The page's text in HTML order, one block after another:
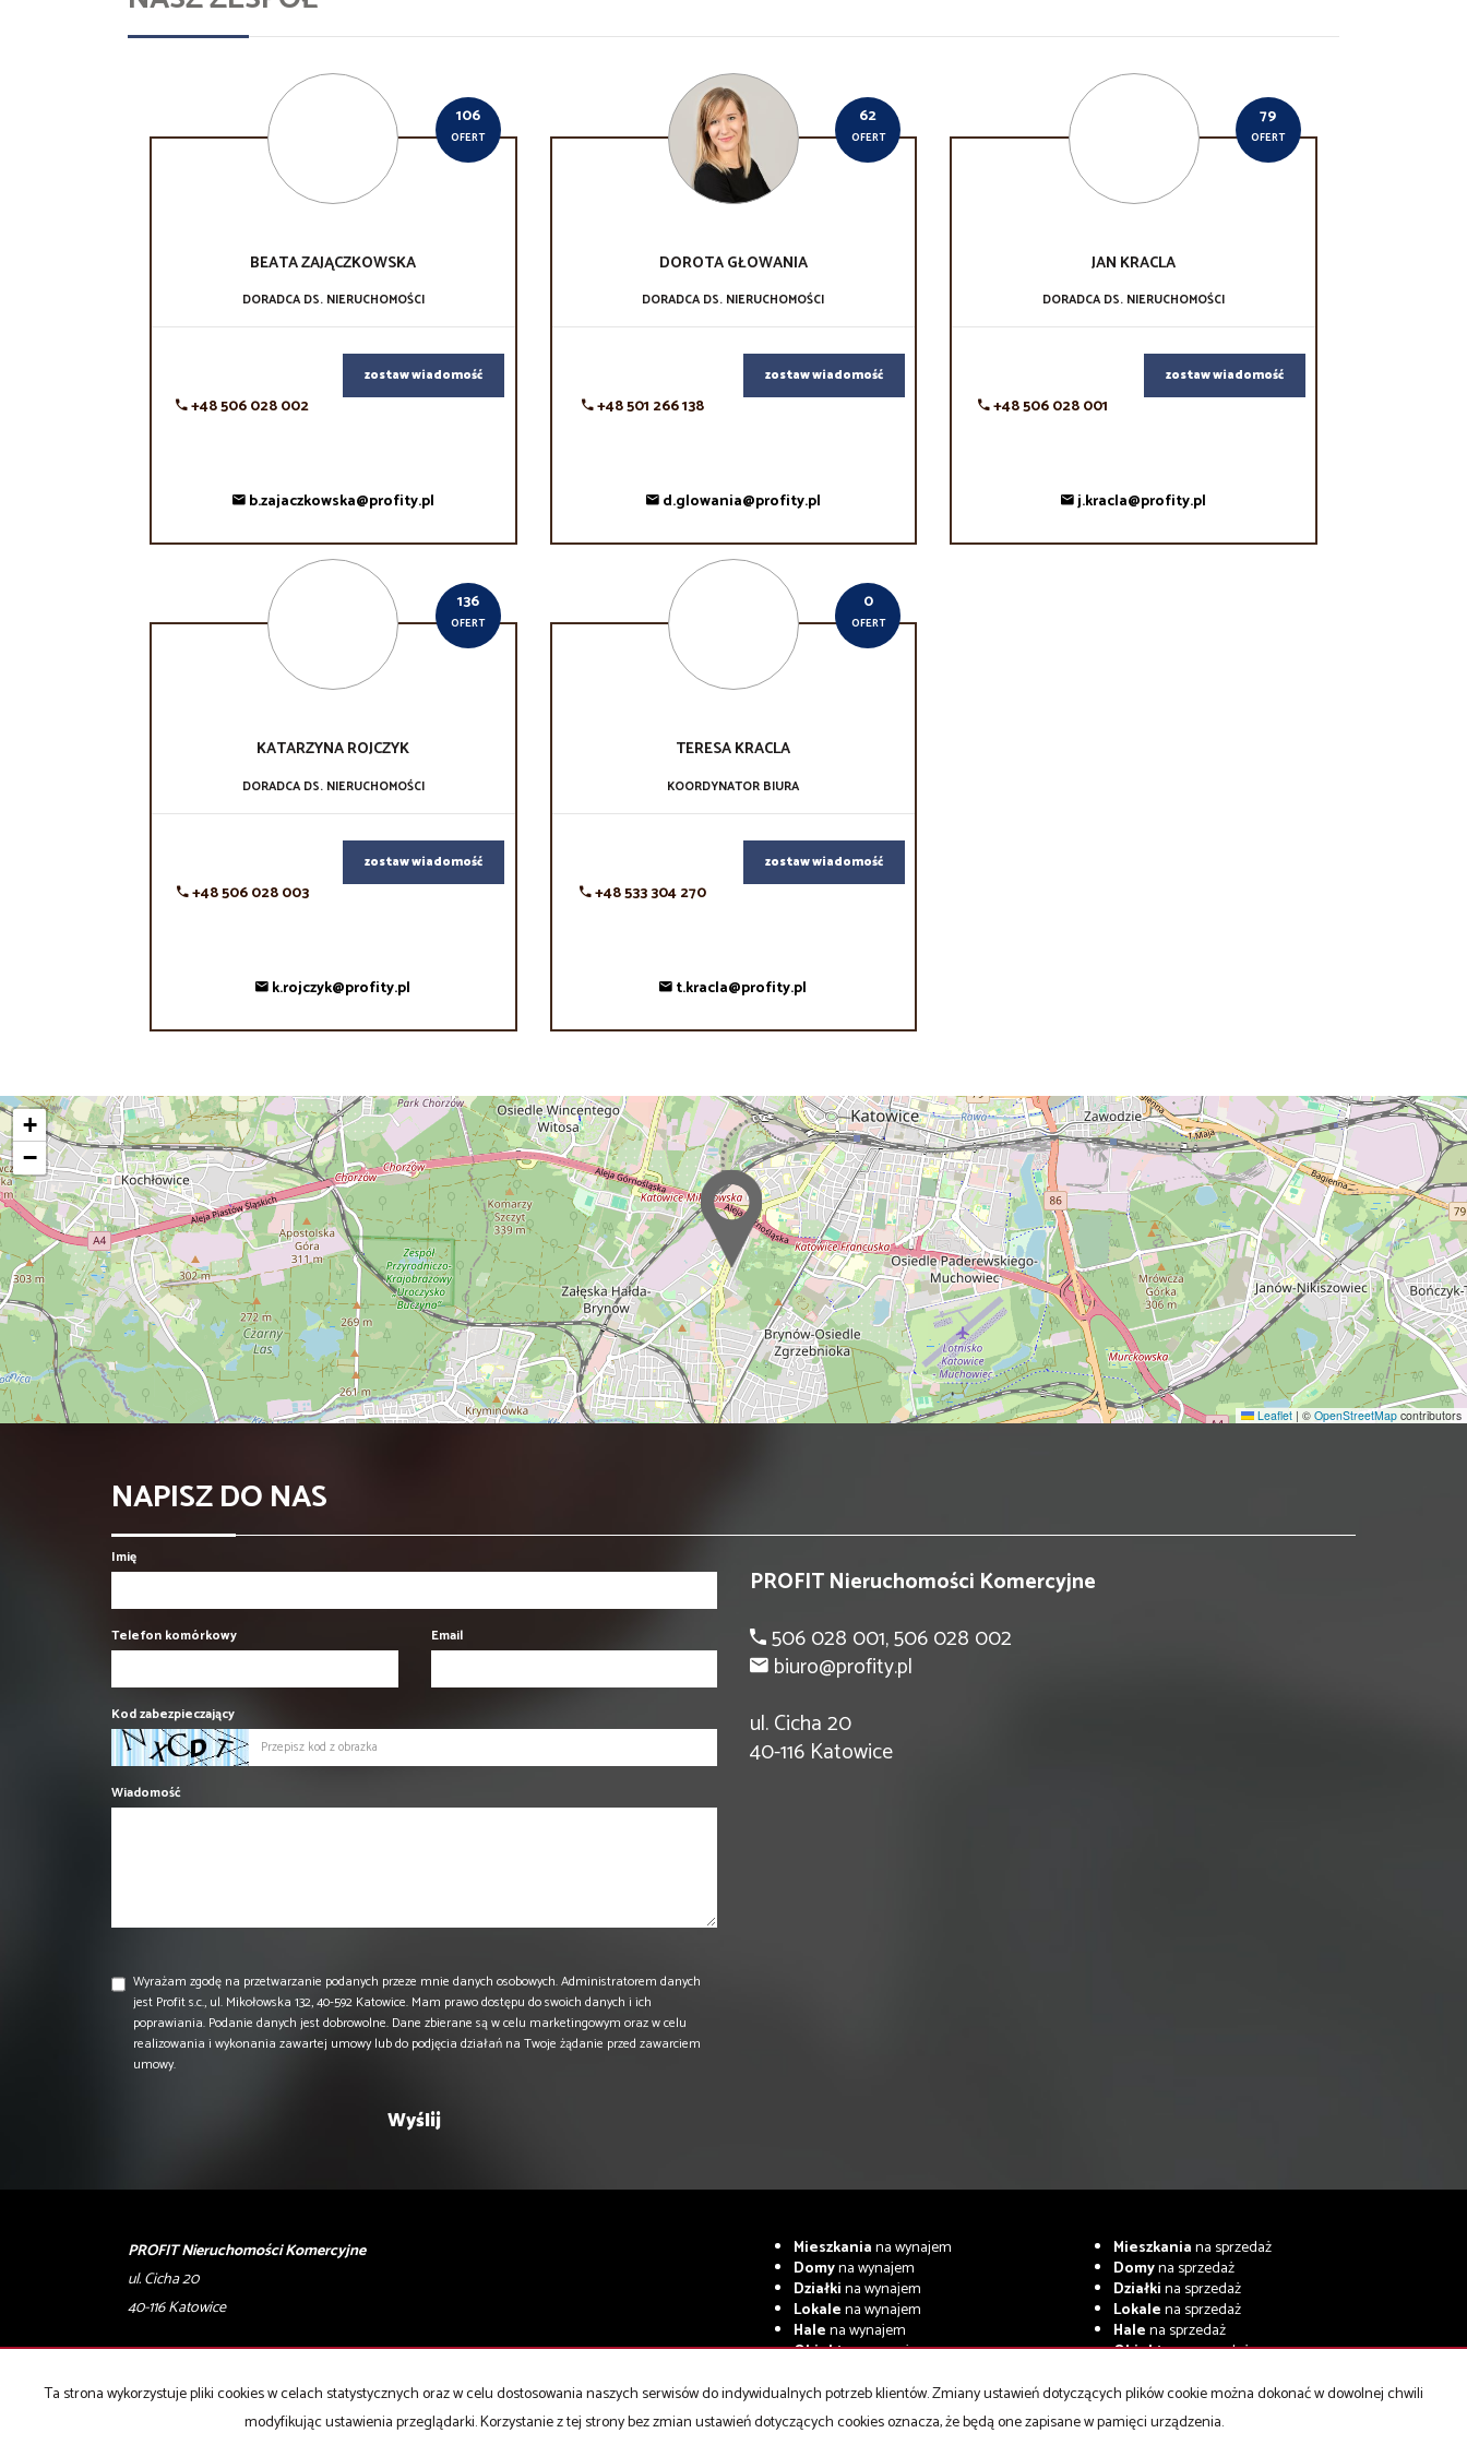
106
OFERT
BEATAZAJĄCZKOWSKA
DORADCA DS. NIERUCHOMOŚCI
+48 506 028 002
zostaw wiadomość
b.zajaczkowska@profity.pl
62
OFERT
DOROTAGŁOWANIA
DORADCA DS. NIERUCHOMOŚCI
+48 501 266 138
zostaw wiadomość
d.glowania@profity.pl
79
OFERT
JAN KRACLA
DORADCA DS. NIERUCHOMOŚCI
+48 506 028 001
zostaw wiadomość
j.kracla@profity.pl
136
OFERT
KATARZYNAROJCZYK
DORADCA DS. NIERUCHOMOŚCI
+48 506 028 003
zostaw wiadomość
k.rojczyk@profity.pl
0
OFERT
TERESAKRACLA
KOORDYNATOR BIURA
+48 533 304 270
zostaw wiadomość
t.kracla@profity.pl
+
−
Leaflet | © OpenStreetMap contributors
NAPISZ DO NAS
Imię
Telefon komórkowy Email
Kod zabezpieczający
Wiadomość
Wyrażam zgodę na przetwarzanie podanych przeze mnie danych osobowych. Administratorem danych
jest Profit s.c., ul. Mikołowska 132, 40-592 Katowice. Mam prawo dostępu do swoich danych i ich
poprawiania. Podanie danych jest dobrowolne. Dane zbierane są w celu marketingowym oraz w celu
realizowania i wykonania zawartej umowy lub do podjęcia działań na Twoje żądanie przed zawarciem
umowy.
PROFIT Nieruchomości Komercyjne
506 028 001, 506 028 002
biuro@profity.pl
ul. Cicha 20
40-116 Katowice
PROFIT Nieruchomości Komercyjne
ul. Cicha 20
40-116 Katowice
E:biuro@profity.pl
Mieszkaniana wynajem
Domyna wynajem
Działkina wynajem
Lokalena wynajem
Halena wynajem
Obiektyna wynajem
Mieszkaniana sprzedaż
Domyna sprzedaż
Działkina sprzedaż
Lokalena sprzedaż
Halena sprzedaż
Obiektyna sprzedaż
Ta strona wykorzystuje pliki cookies w celach statystycznych oraz w celu dostosowania naszych serwisów do indywidualnych potrzeb klientów. Zmiany ustawień dotyczących plików cookie można dokonać w dowolnej chwili
modyfikując ustawienia przeglądarki. Korzystanie z tej strony bez zmian ustawień dotyczących cookies oznacza, że będą one zapisane w pamięci urządzenia.